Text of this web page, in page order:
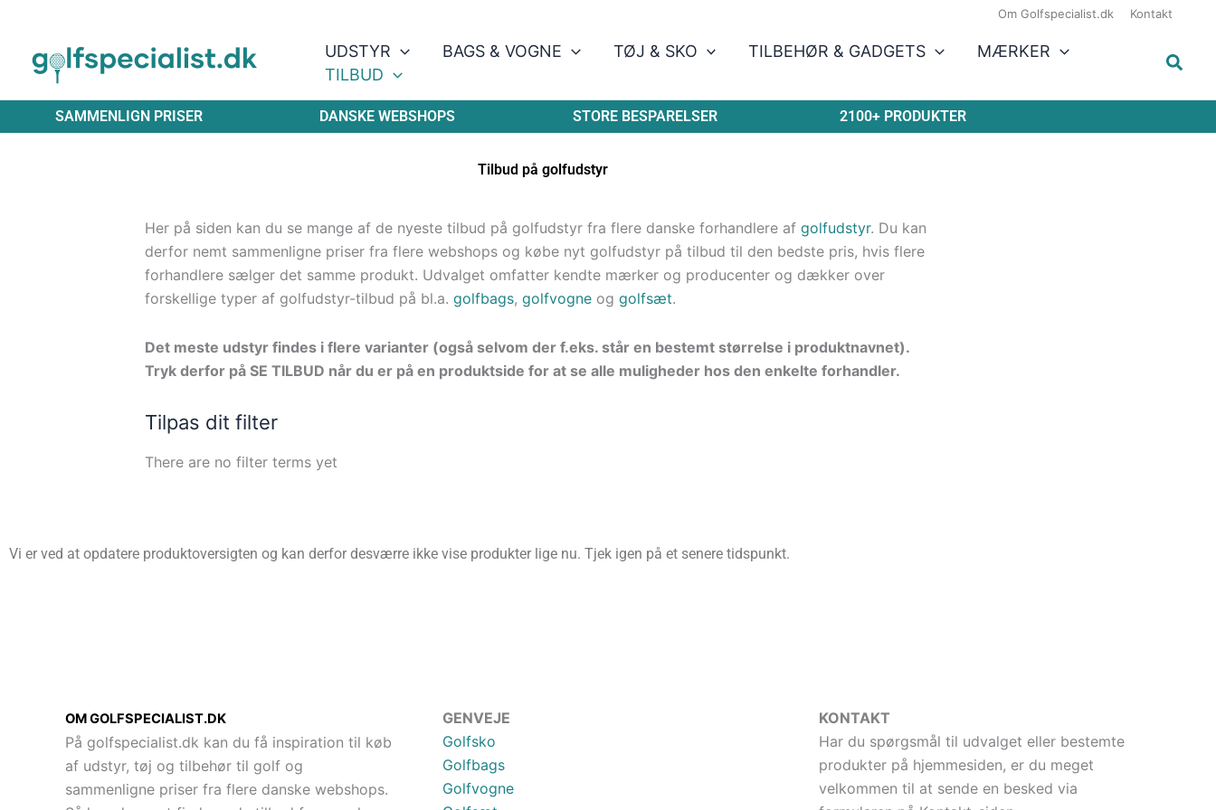
indholdet
Om Golfspecialist.dk Kontakt
UDSTYR BAGS & VOGNE TØJ & SKO TILBEHØR & GADGETS
MÆRKER
TILBUD
SAMMENLIGN PRISER DANSKE WEBSHOPS STORE BESPARELSER 2100+ PRODUKTER
Tilbud på golfudstyr
Her på siden kan du se mange af de nyeste tilbud på golfudstyr fra flere danske forhandlere af golfudstyr. Du kan
derfor nemt sammenligne priser fra flere webshops og købe nyt golfudstyr på tilbud til den bedste pris, hvis flere
forhandlere sælger det samme produkt. Udvalget omfatter kendte mærker og producenter og dækker over
forskellige typer af golfudstyr-tilbud på bl.a. golfbags, golfvogne og golfsæt.
Det meste udstyr findes i flere varianter (også selvom der f.eks. står en bestemt størrelse i produktnavnet).
Tryk derfor på SE TILBUD når du er på en produktside for at se alle muligheder hos den enkelte forhandler.
Tilpas dit filter
There are no filter terms yet
Vi er ved at opdatere produktoversigten og kan derfor desværre ikke vise produkter lige nu. Tjek igen på et senere tidspunkt.
OM GOLFSPECIALIST.DK
På golfspecialist.dk kan du få inspiration til køb
af udstyr, tøj og tilbehør til golf og
sammenligne priser fra flere danske webshops.
GENVEJE
Golfsko
Golfbags
Golfvogne
KONTAKT
Har du spørgsmål til udvalget eller bestemte
produkter på hjemmesiden, er du meget
velkommen til at sende en besked via